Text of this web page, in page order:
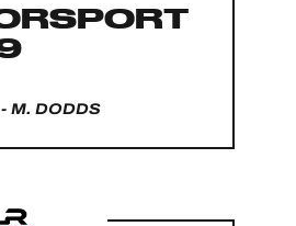
M. DODDS